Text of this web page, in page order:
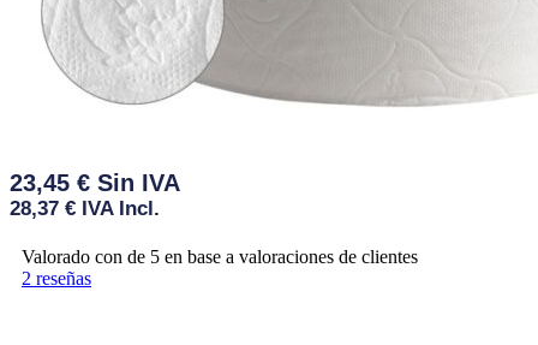
23,45 €
28,37 € IVA Incl.
Valorado con de 5 en base a valoraciones de clientes
2 reseñas